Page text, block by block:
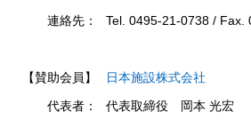
連絡先：
Tel. 0495-21-0738 / Fax.
【賛助会員】
日本施設株式会社
代表者：
代表取締役 岡本 光宏